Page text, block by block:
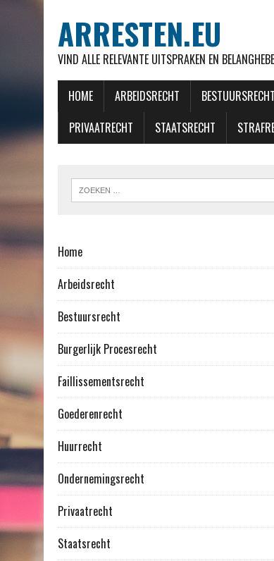
ARRESTEN.EU
VIND ALLE RELEVANTE UITSPRAKEN EN
HOME ARBEIDSRECHT BESTUURSRECHT
PRIVAATRECHT
STAATSRECHT
Home
Arbeidsrecht
Bestuursrecht
Burgerlijk Procesrecht
Faillissementsrecht
Goederenrecht
Huurrecht
Ondernemingsrecht
Privaatrecht
Staatsrecht